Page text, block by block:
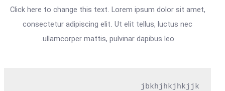
Click here to change this text. Lorem ipsum dolor sit amet,
consectetur adipiscing elit. Ut elit tellus, luctus nec
ullamcorper mattis, pulvinar dapibus leo.
jbkhjhkjhkjjk